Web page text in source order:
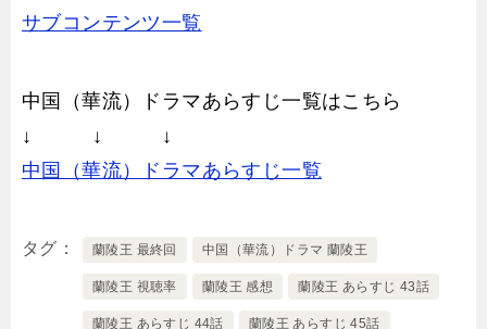
サブコンテンツ一覧
中国（華流）ドラマあらすじ一覧はこちら
↓ ↓ ↓
中国（華流）ドラマあらすじ一覧
タグ 蘭陵王 最終回 中国（華流）ドラマ 蘭陵王
蘭陵王 視聴率 蘭陵王 感想 蘭陵王 あらすじ 43話
蘭陵王 あらすじ 44話 蘭陵王 あらすじ 45話